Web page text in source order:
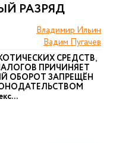
РАЗРЯД
Владимир Ильин
Вадим Пугачев
СРЕДСТВ,
ПРИЧИНЯЕТ
ОБОРОТ ЗАПРЕЩЁН